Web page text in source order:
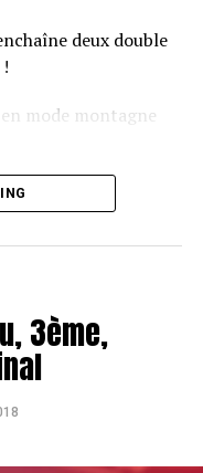
deux double
mode montagne
ne se décident pas !
3ème,